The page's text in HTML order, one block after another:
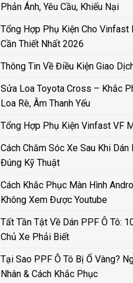
Phản Ánh, Yêu Cầu, Khiếu Nại
Tổng Hợp Phụ Kiện Cho Vinfast
Cần Thiết Nhất 2026
Thông Tin Về Điều Kiện Giao
Sửa Loa Toyota Cross – Khắc
Loa Rè, Âm Thanh Yếu
Tổng Hợp Phụ Kiện Vinfast VF
Cách Chăm Sóc Xe Sau Khi Dán
Đúng Kỹ Thuật
Cách Khắc Phục Màn Hình
Không Xem Được Youtube
Tất Tần Tật Về Dán PPF Ô Tô:
Chủ Xe Phải Biết
Tại Sao PPF Ô Tô Bị Ố Vàng?
Nhân & Cách Khắc Phục